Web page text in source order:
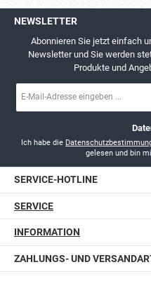
NEWSLETTER
Abonnieren Sie jetzt einfach
Newsletter und Sie werden
Produkte und
Mail-
Ich habe die
gelesen und bin
SERVICE-HOTLINE
SERVICE
INFORMATION
ZAHLUNGS- UND